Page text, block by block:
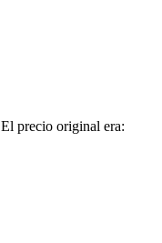
El precio original era: